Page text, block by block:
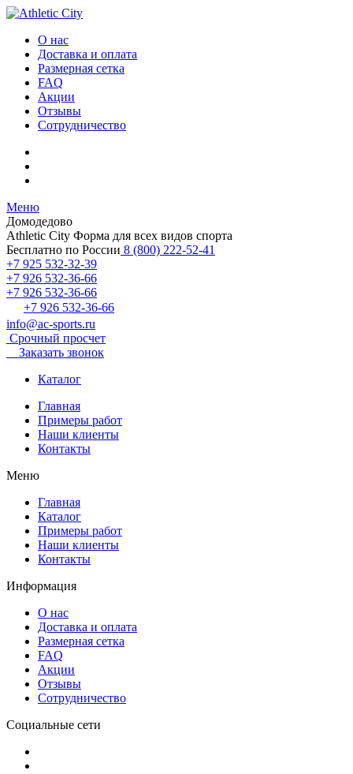
О нас
Доставка и оплата
Размерная сетка
FAQ
Акции
Отзывы
Сотрудничество
Меню
Домодедово
Athletic City Форма для всех видов спорта
Бесплатно по России 8 (800) 222-52-41
+7 925 532-32-39
+7 926 532-36-66
+7 926 532-36-66
+7 926 532-36-66
info@ac-sports.ru
Срочный просчет
Заказать звонок
Каталог
Главная
Примеры работ
Наши клиенты
Контакты
Меню
Главная
Каталог
Примеры работ
Наши клиенты
Контакты
Информация
О нас
Доставка и оплата
Размерная сетка
FAQ
Акции
Отзывы
Сотрудничество
Социальные сети